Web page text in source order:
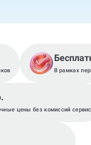
В рамках
цены без комиссий